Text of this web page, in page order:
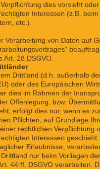
dies vorsieht
Interessen (z.B. beim
etc.).
Verarbeitung von Daten auf
Art. 28 DSGVO.
Drittland (d.h. außerhalb
oder des Europäischen
dies im Rahmen der
Offenlegung, bzw.
erfolgt dies nur, wenn es
Pflichten, auf Grundlage
rechtlichen Verpflichtung
Interessen
Erlaubnisse,
nur beim Vorliegen
44 ff. DSGVO verarbeiten.